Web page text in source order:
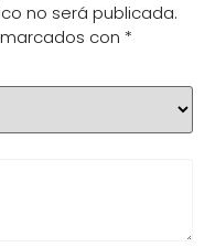
no será publicada.
con *